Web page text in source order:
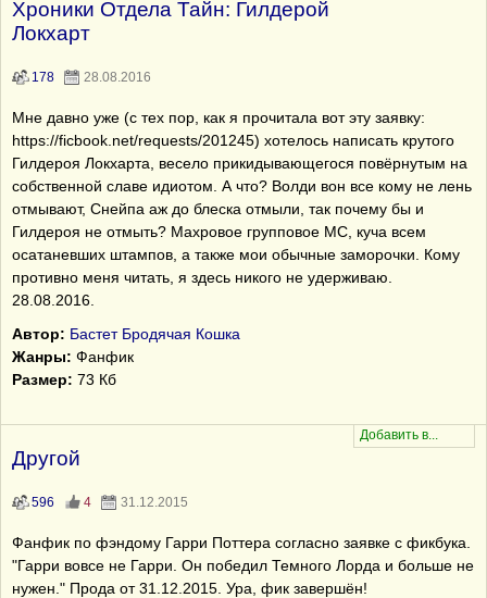
Хроники Отдела Тайн: Гилдерой
Локхарт
178 28.08.2016
Мне давно уже (с тех пор, как я прочитала вот эту заявку:
https://ficbook.net/requests/201245) хотелось написать крутого
Гилдероя Локхарта, весело прикидывающегося повёрнутым на
собственной славе идиотом. А что? Волди вон все кому не лень
отмывают, Снейпа аж до блеска отмыли, так почему бы и
Гилдероя не отмыть? Махровое групповое МС, куча всем
осатаневших штампов, а также мои обычные заморочки. Кому
противно меня читать, я здесь никого не удерживаю.
28.08.2016.
Автор: Бастет Бродячая Кошка
Жанры: Фанфик
Размер: 73 Кб
Другой
596 4 31.12.2015
Фанфик по фэндому Гарри Поттера согласно заявке с фикбука.
"Гарри вовсе не Гарри. Он победил Темного Лорда и больше не
нужен." Прода от 31.12.2015. Ура, фик завершён!